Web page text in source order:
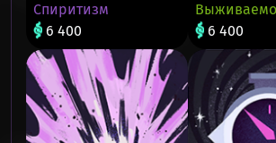
Спиритизм
6 400
6 400